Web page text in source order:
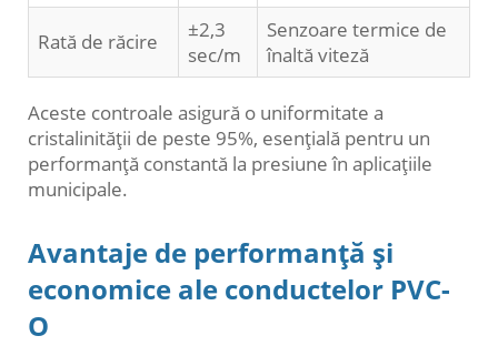
Rată de răcire
±2,3
sec/m
Senzoare termice de
înaltă viteză
Aceste controale asigură o uniformitate a
cristalinității de peste 95%, esențială pentru un
performanță constantă la presiune în aplicațiile
municipale.
Avantaje de performanță și
economice ale conductelor PVC-
O